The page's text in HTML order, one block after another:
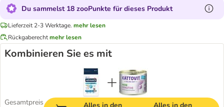
Du sammelst 18 zooPunkte für dieses Produkt
Lieferzeit 2-3 Werktage. mehr lesen
Rückgaberechtmehr lesen
Kombinieren Sie es mit
Gesamtpreis